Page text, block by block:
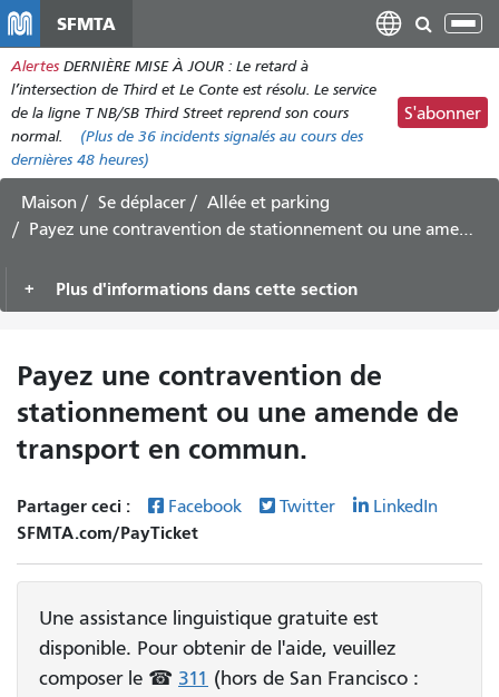
contenu
principal
SFMTA
Alertes DERNIÈRE MISE À JOUR : Le retard à
l’intersection de Third et Le Conte est résolu. Le service
de la ligne T NB/SB Third Street reprend son cours
normal.
(Plus de 36 incidents signalés au cours des
dernières 48 heures)
S'abonner
Maison Se déplacer
Allée et parking
Payez une contravention de stationnement ou une amende de transport en commun.
Plus d'informations dans cette section
Payez une contravention de
stationnement ou une amende de
transport en commun.
Partager ceci : Facebook Twitter LinkedIn
SFMTA.com/PayTicket
Une assistance linguistique gratuite est
disponible. Pour obtenir de l'aide, veuillez
composer le ☎ 311 (hors de San Francisco :